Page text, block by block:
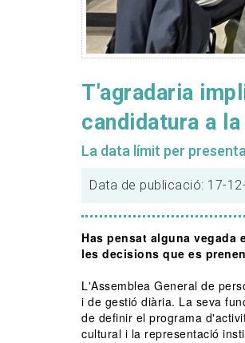
T'agradaria
candidatura a
La data límit per
Data de publicació: 17-
Has pensat alguna vegada
les decisions que es
L'Assemblea General de
i de gestió diària. La seva
de definir el programa
cultural i la representació